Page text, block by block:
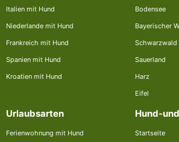
Italien mit Hund
Niederlande mit Hund
Frankreich mit Hund
Spanien mit Hund
Kroatien mit Hund
Bodensee
Bayerischer
Schwarzwald
Sauerland
Harz
Eifel
Urlaubsarten
Ferienwohnung mit Hund
Hund-
Startseite